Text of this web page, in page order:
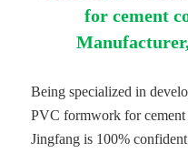
for cement
Being specialized in
PVC formwork for cement
Jingfang is 100%